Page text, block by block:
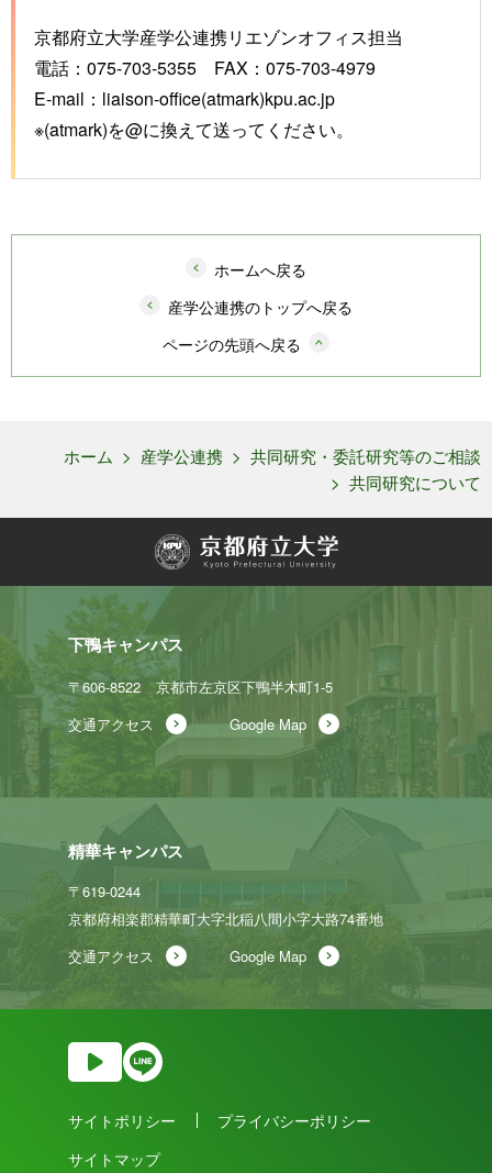
京都府立大学産学公連携リエゾンオフィス担当
電話：075-703-5355 FAX：075-703-4979
E-mail：liaison-office(atmark)kpu.ac.jp
※(atmark)を@に換えて送ってください。
産学公連携のトップへ戻る
ホームへ戻る
ページの先頭へ戻る
ホーム > 産学公連携 > 共同研究・委託研究等のご相談
> 共同研究について
下鴨キャンパス
〒606-8522
京都市左京区下鴨半木町1-5
交通アクセス
Google Map
精華キャンパス
〒619-0244
京都府相楽郡精華町大字北稲八間小字大路74番地
交通アクセス
Google Map
サイトポリシー
プライバシーポリシー
サイトマップ